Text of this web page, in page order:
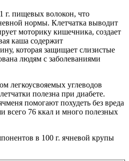
г. пищевых волокон, что
нормы. Клетчатка выводит
моторику кишечника, создает
каша содержит
которая защищает слизистые
людям с заболеваниями
легкоусвояемых углеводов
полезна при диабете.
помогают похудеть без вреда
всего 76 ккал и много полезных
в 100 г. ячневой крупы